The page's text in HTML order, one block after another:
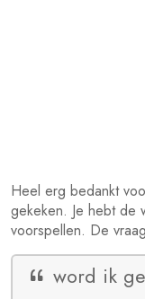
Heel erg bedankt
gekeken. Je hebt de
voorspellen. De
word ik